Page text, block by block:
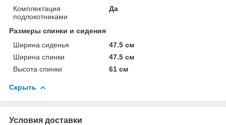
Комплектация
подлокотниками
Да
Размеры спинки и сидения
Ширина сиденья
47.5 см
Ширина спинки
47.5 см
Высота спинки
61 см
Скрыть
Условия доставки